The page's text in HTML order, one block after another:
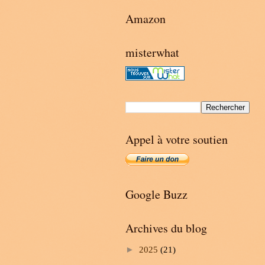
Amazon
misterwhat
Appel à votre soutien
Google Buzz
Archives du blog
► 2025 (21)